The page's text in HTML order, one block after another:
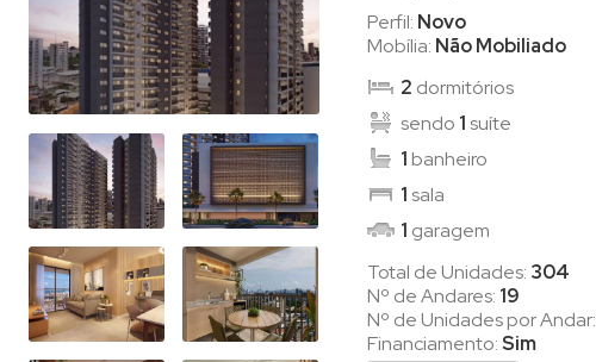
Perfil: Novo
Mobília: Não Mobiliado
2 dormitórios
sendo 1 suíte
1banheiro
1 sala
1 garagem
Total de Unidades: 304
Nº de Andares: 19
Nº de Unidades por Andar:
Financiamento:Sim